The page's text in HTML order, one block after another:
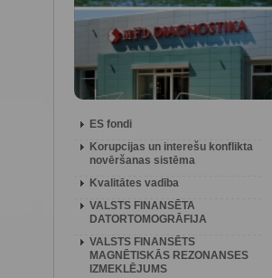
ES fondi
Korupcijas un interešu konflikta
novēršanas sistēma
Kvalitātes vadība
VALSTS FINANSĒTA
DATORTOMOGRĀFIJA
VALSTS FINANSĒTS
MAGNĒTISKĀS REZONANSES
IZMEKLĒJUMS